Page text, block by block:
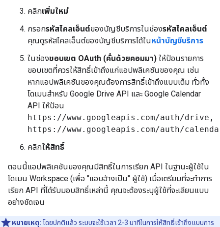
คลิกเพิ่มใหม่
กรอกรหัสไคลเอ็นต์ของบัญชีบริการในช่องรหัสไคลเอ็นต์
คุณดูรหัสไคลเอ็นต์ของบัญชีบริการได้ในหน้าบัญชีบริการ
ในช่องขอบเขต OAuth (คั่นด้วยคอมมา) ให้ป้อนรายการ
ขอบเขตที่ควรให้สิทธิ์เข้าถึงแก่แอปพลิเคชันของคุณ เช่น
หากแอปพลิเคชันของคุณต้องการสิทธิ์เข้าถึงแบบเต็ม ทั่วทั้ง
โดเมนสำหรับ Google Drive API และ Google Calendar
API ให้ป้อน
https://www.googleapis.com/auth/drive,
https://www.googleapis.com/auth/
คลิกให้สิทธิ์
ตอนนี้แอปพลิเคชันของคุณมีสิทธิ์ในการเรียก API ในฐานะผู้ใช้ใน
โดเมน Workspace (เพื่อ "แอบอ้างเป็น" ผู้ใช้) เมื่อเตรียมที่จะทำการ
เรียก API ที่ได้รับมอบสิทธิ์เหล่านี้ คุณจะต้องระบุผู้ใช้ที่จะเลียนแบบ
อย่างชัดเจน
หมายเหตุ: โดยปกติแล้ว ระบบจะใช้เวลา 2-3 นาทีในการให้สิทธิ์เข้าถึงแบบการ